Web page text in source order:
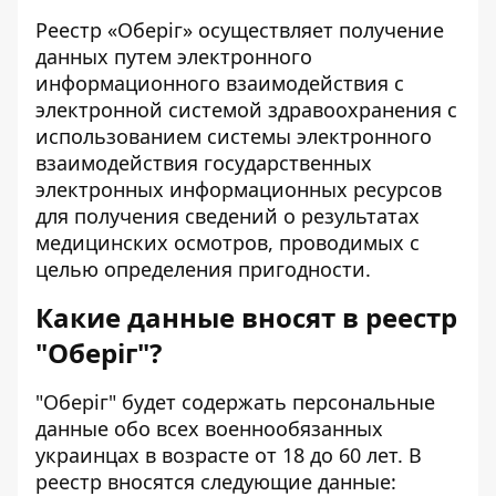
Реестр «Оберіг» осуществляет получение
данных путем электронного
информационного взаимодействия с
электронной системой здравоохранения с
использованием системы электронного
взаимодействия государственных
электронных информационных ресурсов
для получения сведений о результатах
медицинских осмотров, проводимых с
целью определения пригодности.
Какие данные вносят в реестр
"Оберіг"?
"Оберіг" будет содержать персональные
данные обо всех военнообязанных
украинцах в возрасте от 18 до 60 лет. В
реестр вносятся следующие данные: